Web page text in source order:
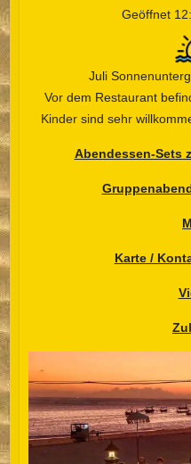
Geöffnet
Juli
Vor dem Restaurant
Kinder sind sehr
Abendessen-Sets
Karte /